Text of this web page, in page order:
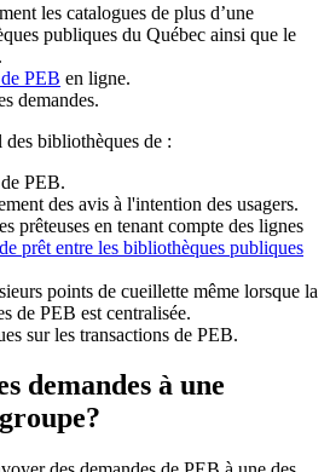
les catalogues de plus d’une
publiques du Québec ainsi que le
PEB en ligne.
demandes.
bibliothèques de :
PEB.
des avis à l'intention des usagers.
prêteuses en tenant compte des lignes
prêt entre les bibliothèques publiques
points de cueillette même lorsque la
de PEB est centralisée.
sur les transactions de PEB.
demandes à une